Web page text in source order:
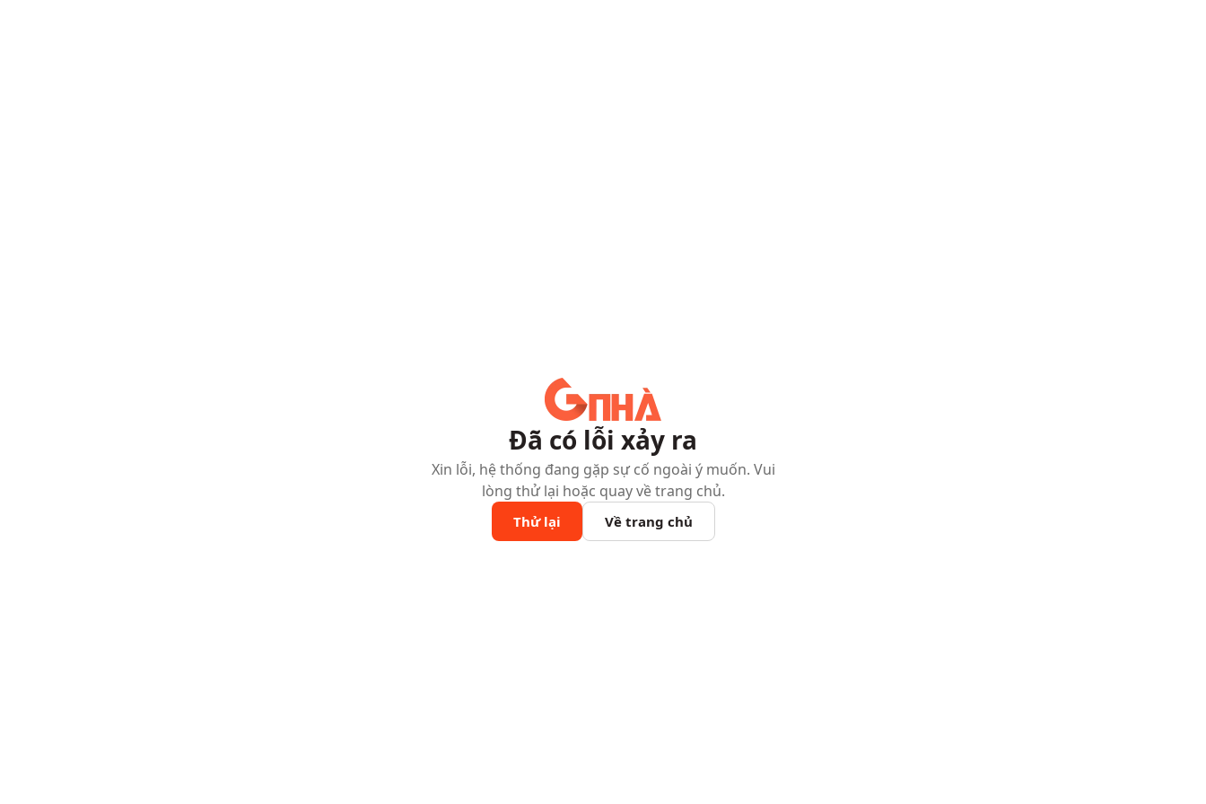
Đã có lỗi xảy ra
Xin lỗi, hệ thống đang gặp sự cố ngoài ý muốn. Vui
lòng thử lại hoặc quay về trang chủ.
Thử lại Về trang chủ